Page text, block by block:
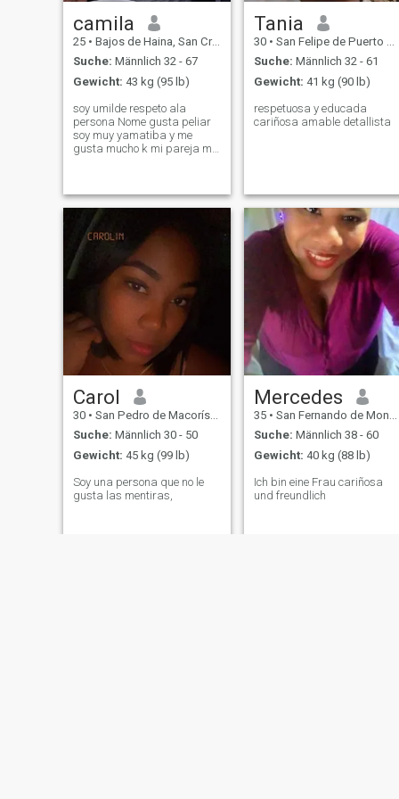
camila
25 • Bajos de Haina, San Cristóbal, Dom. Rep.
Suche: Männlich 32 - 67
Gewicht: 43 kg (95 lb)
soy umilde respeto ala
persona Nome gusta peliar
soy muy yamatiba y me
gusta mucho k mi pareja me
Tania
30 • San Felipe de Puerto Plata, Puerto Plata, Dom. Rep.
Suche: Männlich 32 - 61
Gewicht: 41 kg (90 lb)
respetuosa y educada
cariñosa amable detallista
Carol
30 • San Pedro de Macorís, San Pedro de Macorís, Dom. Rep.
Suche: Männlich 30 - 50
Gewicht: 45 kg (99 lb)
Soy una persona que no le
gusta las mentiras,
Mercedes
35 • San Fernando de Monte Cristi, Monte Cristi, Dom. Rep.
Suche: Männlich 38 - 60
Gewicht: 40 kg (88 lb)
Ich bin eine Frau cariñosa
und freundlich